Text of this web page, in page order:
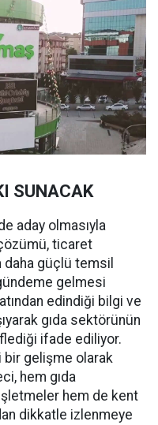
SUNACAK
aday olmasıyla
ticaret
daha güçlü temsil
gelmesi
edindiği bilgi ve
gıda sektörünün
ifade ediliyor.
bir gelişme olarak
hem gıda
hem de kent
dikkatle izlenmeye